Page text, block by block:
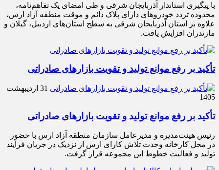
با پیگیری استاندار آذربایجان شرقی و طی امضای یک تفاهم‌نامه،
محدوده تردد خودروهای دارای پلاک دائم و موقت منطقه آزاد ارس،
علاوه بر استان آذربایجان شرقی به سطح استان‌های اردبیل، گیلان و
مازندران افزایش یافت.
تأکید بر رفع موانع تولید و تقویت بازارهای صادراتی
31 اردیبهشت
1405
تأکید بر رفع موانع تولید و تقویت بازارهای صادراتی
رئیس هیئت‌مدیره و مدیرعامل سازمان منطقه آزاد ارس با حضور
در محل کارخانه وحدت تلاش کارای ارس از نزدیک در جریان فرآیند
تولید و فعالیت خطوط این مجموعه قرار گرفت.